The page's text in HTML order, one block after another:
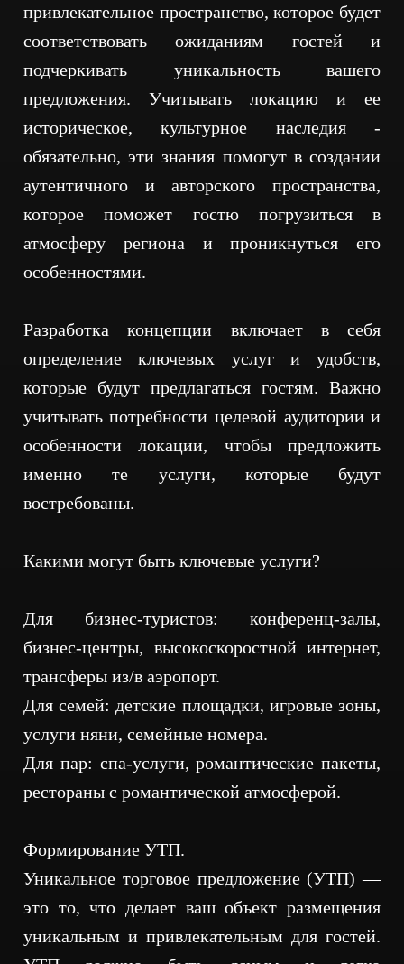
привлекательное пространство, которое будет
соответствовать ожиданиям гостей и
подчеркивать уникальность вашего
предложения. Учитывать локацию и ее
историческое, культурное наследия -
обязательно, эти знания помогут в создании
аутентичного и авторского пространства,
которое поможет гостю погрузиться в
атмосферу региона и проникнуться его
особенностями.
Разработка концепции включает в себя
определение ключевых услуг и удобств,
которые будут предлагаться гостям. Важно
учитывать потребности целевой аудитории и
особенности локации, чтобы предложить
именно те услуги, которые будут
востребованы.
Какими могут быть ключевые услуги?
Для бизнес-туристов: конференц-залы,
бизнес-центры, высокоскоростной интернет,
трансферы из/в аэропорт.
Для семей: детские площадки, игровые зоны,
услуги няни, семейные номера.
Для пар: спа-услуги, романтические пакеты,
рестораны с романтической атмосферой.
Формирование УТП.
Уникальное торговое предложение (УТП) —
это то, что делает ваш объект размещения
уникальным и привлекательным для гостей.